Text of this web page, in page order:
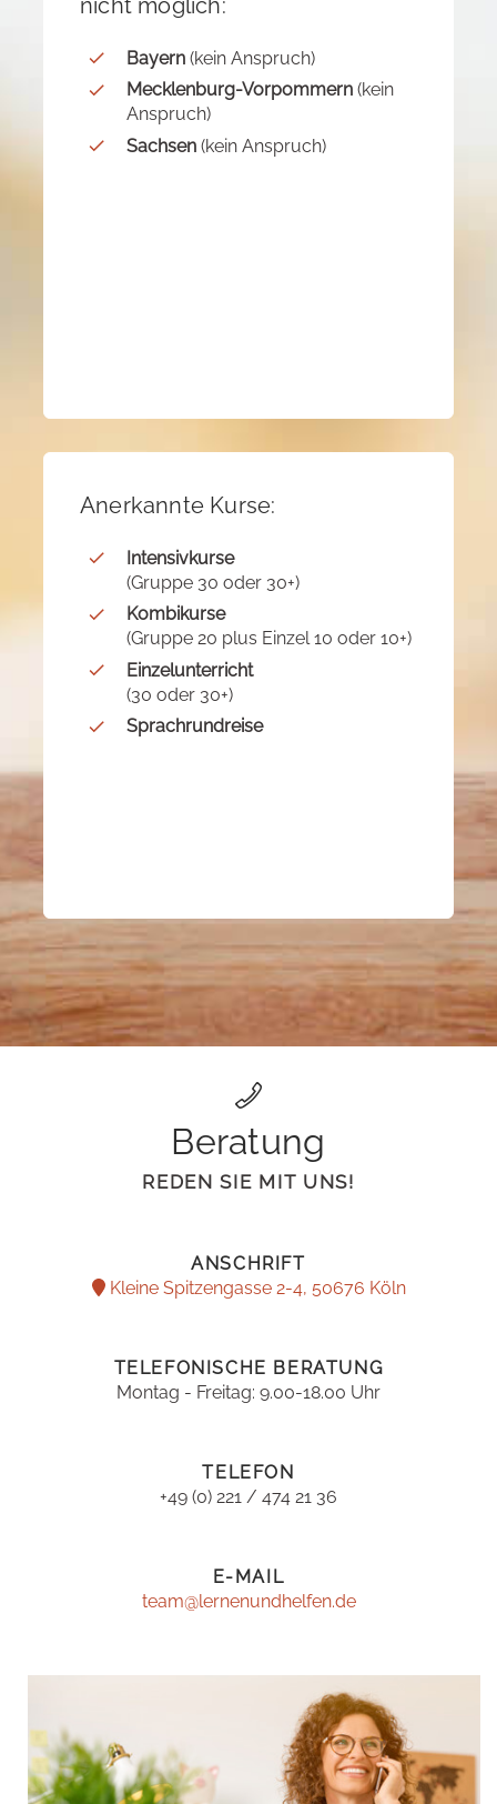
nicht möglich:
Bayern (kein Anspruch)
Mecklenburg-Vorpommern (kein
Anspruch)
Sachsen (kein Anspruch)
Anerkannte Kurse:
Intensivkurse
(Gruppe 30 oder 30+)
Kombikurse
(Gruppe 20 plus Einzel 10 oder 10+)
Einzelunterricht
(30 oder 30+)
Sprachrundreise
Beratung
REDEN SIE MIT UNS!
ANSCHRIFT
Kleine Spitzengasse 2-4, 50676 Köln
TELEFONISCHE BERATUNG
Montag - Freitag: 9.00-18.00 Uhr
TELEFON
+49 (0) 221 / 474 21 36
E-MAIL
team@lernenundhelfen.de